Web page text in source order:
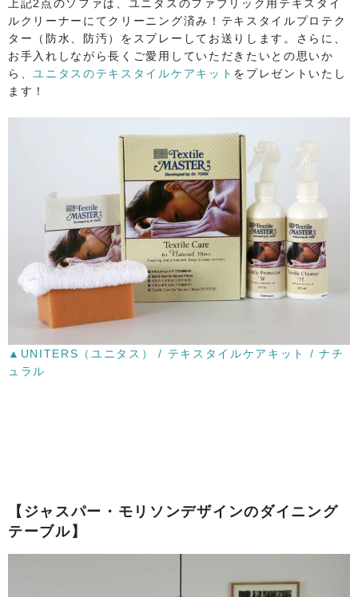
​上記2点のソファは、ユニタスのファブリック用テキスタイ
ルクリーナーにてクリーニング済み！テキスタイルプロテク
ター（防水、防汚）をスプレーしてお送りします。​さらに、
お手入れしながら長くご愛用していただきたいとの思いか
ら、 ユニタスのテキスタイルケアキット をプレゼントいたし
ます！
​▲UNITERS（ユニタス） / テキスタイルケアキット / ナチ
ュラル
【ジャスパー・モリソンデザインのダイニング
テーブル】